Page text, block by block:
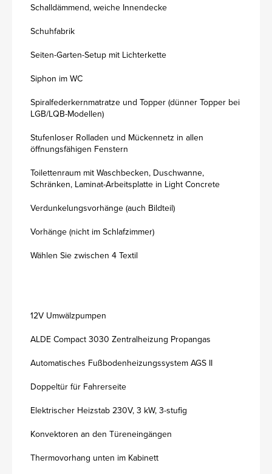
Schalldämmend, weiche Innendecke
Schuhfabrik
Seiten-Garten-Setup mit Lichterkette
Siphon im WC
Spiralfederkernmatratze und Topper (dünner Topper bei
LGB/LQB-Modellen)
Stufenloser Rolladen und Mückennetz in allen
öffnungsfähigen Fenstern
Toilettenraum mit Waschbecken, Duschwanne,
Schränken, Laminat-Arbeitsplatte in Light Concrete
Verdunkelungsvorhänge (auch Bildteil)
Vorhänge (nicht im Schlafzimmer)
Wählen Sie zwischen 4 Textil
12V Umwälzpumpen
ALDE Compact 3030 Zentralheizung Propangas
Automatisches Fußbodenheizungssystem AGS II
Doppeltür für Fahrerseite
Elektrischer Heizstab 230V, 3 kW, 3-stufig
Konvektoren an den Türeneingängen
Thermovorhang unten im Kabinett